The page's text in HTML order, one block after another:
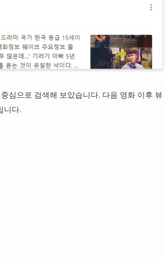
심으로 검색해 보았습니다. 다음 영화 이후 뷰
니다.